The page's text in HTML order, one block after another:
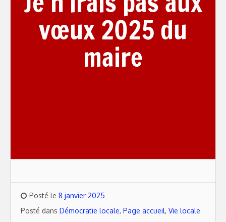
vœux 2025 du
maire
Posté le 8 janvier 2025
Posté dans Démocratie locale, Page accueil, Vie locale